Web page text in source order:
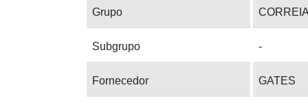
Grupo
Subgrupo -
Fornecedor GATES